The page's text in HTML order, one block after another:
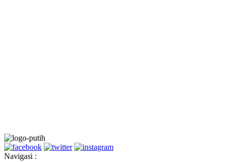
Navigasi :